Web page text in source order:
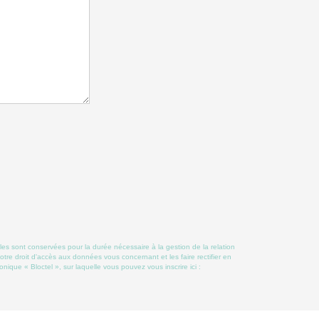
sont conservées pour la durée nécessaire à la gestion de la relation
droit d'accès aux données vous concernant et les faire rectifier en
« Bloctel », sur laquelle vous pouvez vous inscrire ici :